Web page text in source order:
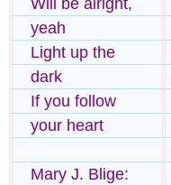
Will be alright,
yeah
Light up the
dark
If you follow
your heart
Mary J. Blige: